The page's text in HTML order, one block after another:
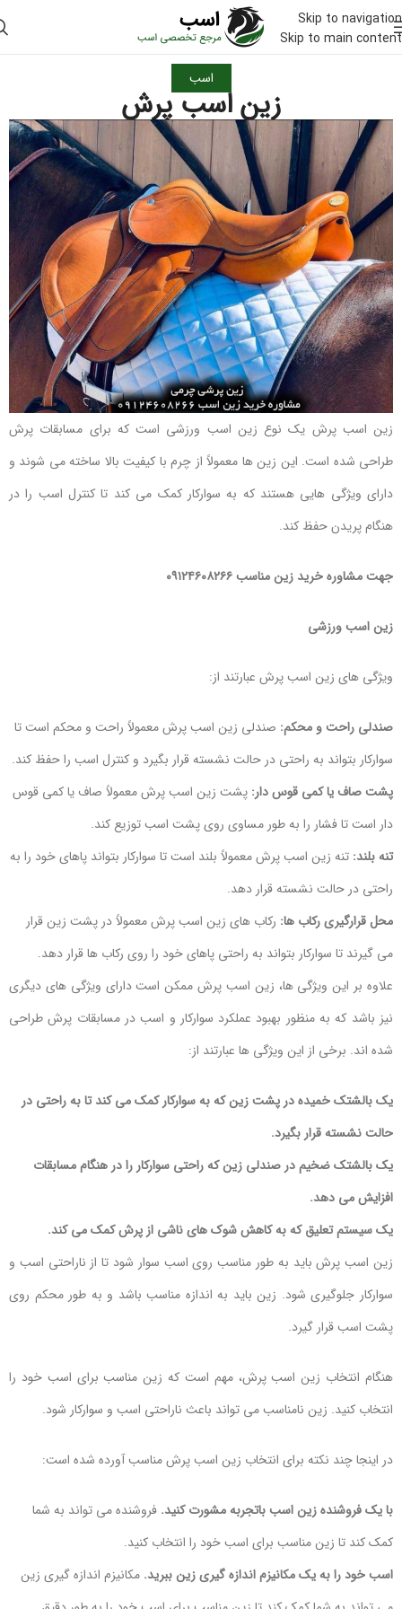
Skip to navigation
Skip to main content
اسب
زین اسب پرش
زین اسب پرش یک نوع زین اسب ورزشی است که برای مسابقات پرش
طراحی شده است. این زین ها معمولاً از چرم با کیفیت بالا ساخته می شوند و
دارای ویژگی هایی هستند که به سوارکار کمک می کند تا کنترل اسب را در
هنگام پریدن حفظ کند.
جهت مشاوره خرید زین مناسب ۰۹۱۲۴۶۰۸۲۶۶
زین اسب ورزشی
ویژگی های زین اسب پرش عبارتند از:
صندلی راحت و محکم: صندلی زین اسب پرش معمولاً راحت و محکم است تا
سوارکار بتواند به راحتی در حالت نشسته قرار بگیرد و کنترل اسب را حفظ کند.
پشت صاف یا کمی قوس دار: پشت زین اسب پرش معمولاً صاف یا کمی قوس
دار است تا فشار را به طور مساوی روی پشت اسب توزیع کند.
تنه بلند: تنه زین اسب پرش معمولاً بلند است تا سوارکار بتواند پاهای خود را به
راحتی در حالت نشسته قرار دهد.
محل قرارگیری رکاب ها: رکاب های زین اسب پرش معمولاً در پشت زین قرار
می گیرند تا سوارکار بتواند به راحتی پاهای خود را روی رکاب ها قرار دهد.
علاوه بر این ویژگی ها، زین اسب پرش ممکن است دارای ویژگی های دیگری
نیز باشد که به منظور بهبود عملکرد سوارکار و اسب در مسابقات پرش طراحی
شده اند. برخی از این ویژگی ها عبارتند از:
یک بالشتک خمیده در پشت زین که به سوارکار کمک می کند تا به راحتی در
حالت نشسته قرار بگیرد.
یک بالشتک ضخیم در صندلی زین که راحتی سوارکار را در هنگام مسابقات
افزایش می دهد.
یک سیستم تعلیق که به کاهش شوک های ناشی از پرش کمک می کند.
زین اسب پرش باید به طور مناسب روی اسب سوار شود تا از ناراحتی اسب و
سوارکار جلوگیری شود. زین باید به اندازه مناسب باشد و به طور محکم روی
پشت اسب قرار گیرد.
هنگام انتخاب زین اسب پرش، مهم است که زین مناسب برای اسب خود را
انتخاب کنید. زین نامناسب می تواند باعث ناراحتی اسب و سوارکار شود.
در اینجا چند نکته برای انتخاب زین اسب پرش مناسب آورده شده است:
با یک فروشنده زین اسب باتجربه مشورت کنید. فروشنده می تواند به شما
کمک کند تا زین مناسب برای اسب خود را انتخاب کنید.
اسب خود را به یک مکانیزم اندازه گیری زین ببرید. مکانیزم اندازه گیری زین